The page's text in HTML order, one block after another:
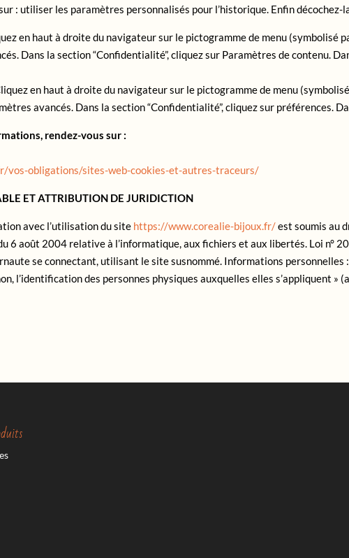
: utiliser les paramètres personnalisés pour l’historique. Enfin décochez-
en haut à droite du navigateur sur le pictogramme de menu (symbolisé
Dans la section “Confidentialité”, cliquez sur Paramètres de contenu.
en haut à droite du navigateur sur le pictogramme de menu
avancés. Dans la section “Confidentialité”, cliquez sur préférences.
rendez-vous sur :
vos-obligations/sites-web-cookies-et-autres-traceurs/
ET ATTRIBUTION DE JURIDICTION
avec l’utilisation du site https://www.corealie-bijoux.fr/est soumis au
6 août 2004 relative à l’informatique, aux fichiers et aux libertés. Loi n°
se connectant, utilisant le site susnommé. Informations personnelles
l’identification des personnes physiques auxquelles elles s’appliquent »